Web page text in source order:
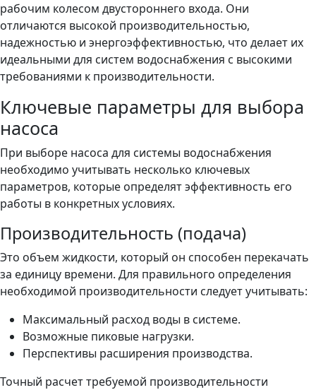
рабочим колесом двустороннего входа. Они
отличаются высокой производительностью,
надежностью и энергоэффективностью, что делает их
идеальными для систем водоснабжения с высокими
требованиями к производительности.
Ключевые параметры для выбора
насоса
При выборе насоса для системы водоснабжения
необходимо учитывать несколько ключевых
параметров, которые определят эффективность его
работы в конкретных условиях.
Производительность (подача)
Это объем жидкости, который он способен перекачать
за единицу времени. Для правильного определения
необходимой производительности следует учитывать:
Максимальный расход воды в системе.
Возможные пиковые нагрузки.
Перспективы расширения производства.
Точный расчет требуемой производительности